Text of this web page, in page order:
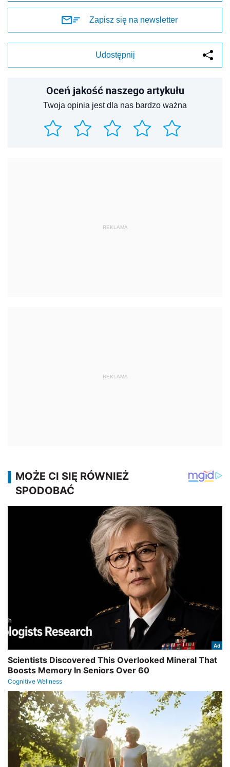
Zapisz się na newsletter
Udostępnij
Oceń jakość naszego artykułu
Twoja opinia jest dla nas bardzo ważna
REKLAMA
REKLAMA